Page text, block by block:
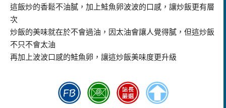
這飯炒的香鬆不油膩，加上鮭魚卵波波的口感，讓炒飯更有層
次
炒飯的美味就在於不會過油，因太油會讓人覺得膩，但這炒飯
不只不會太油
再加上波波口感的鮭魚卵，讓這炒飯美味度更升級